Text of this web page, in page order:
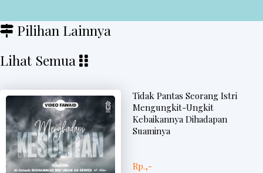
Pilihan Lainnya
Lihat Semua
Tidak Pantas Seorang Istri
Mengungkit-Ungkit
Kebaikannya Dihadapan
Suaminya
Rp.,-